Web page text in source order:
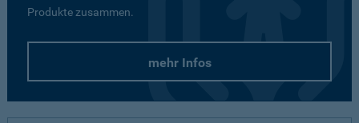
Produkte zusammen.
mehr Infos